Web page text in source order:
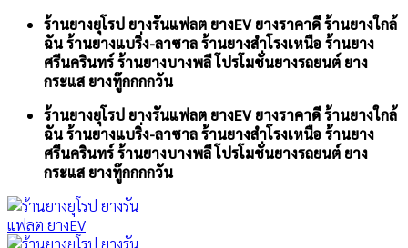
Skip
content
ร้านยางยุโรป ยางรันแฟลต ยางEV ยางราคาดี ร้านยางใกล้
ฉัน ร้านยางแบริ่ง-ลาซาล ร้านยางสำโรงเหนือ ร้านยาง
ศรีนครินทร์ ร้านยางบางพลี โปรโมชั่นยางรถยนต์ ยาง
กระแส ยางทู๊กกกกวัน
ร้านยางยุโรป ยางรันแฟลต ยางEV ยางราคาดี ร้านยางใกล้
ฉัน ร้านยางแบริ่ง-ลาซาล ร้านยางสำโรงเหนือ ร้านยาง
ศรีนครินทร์ ร้านยางบางพลี โปรโมชั่นยางรถยนต์ ยาง
กระแส ยางทู๊กกกกวัน